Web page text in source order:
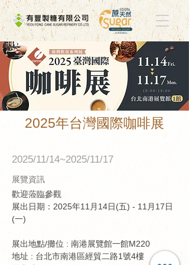
2025年台灣國際咖啡展
2025/11/14~2025/11/17
展覽資訊
歡迎蒞臨參觀
展出日期：2025年11月14日(五) - 11月17日
(一)
展出地點/攤位 : 南港展覽館一館M220
地址 : 台北市南港區經貿二路1號4樓